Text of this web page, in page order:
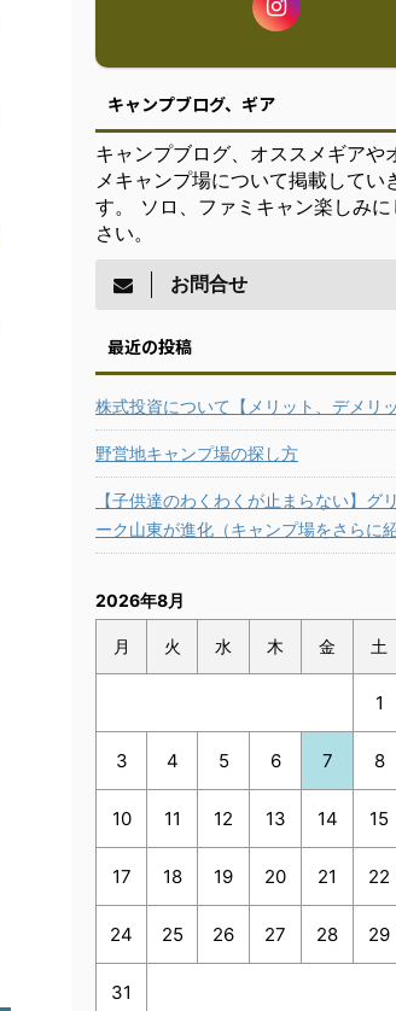
キャンプブログ、ギア
キャンプブログ、オススメギアや
メキャンプ場について掲載してい
す。 ソロ、ファミキャン楽しみ
さい。
お問合せ
最近の投稿
株式投資について【メリット、デメリッ
野営地キャンプ場の探し方
【子供達のわくわくが止まらない】グ
ーク山東が進化（キャンプ場をさらに紹
2026年8月
月 火 水 木 金 土
1
3 4 5 6 7 8
10 11 12 13 14 15
17 18 19 20 21 22
24 25 26 27 28 29
31